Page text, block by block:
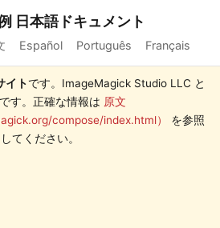
日本語ドキュメント
Español Português Français
イトです。ImageMagick Studio LLC と
す。正確な情報は 原文
compose/index.html）
を参照
してください。